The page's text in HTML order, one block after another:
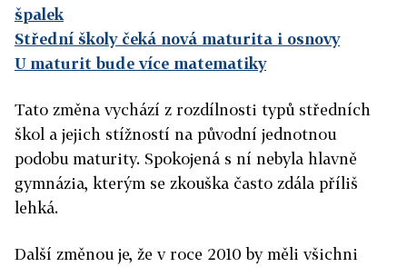
špalek
Střední školy čeká nová maturita i osnovy
U maturit bude více matematiky
Tato změna vychází z rozdílnosti typů středních
škol a jejich stížností na původní jednotnou
podobu maturity. Spokojená s ní nebyla hlavně
gymnázia, kterým se zkouška často zdála příliš
lehká.
Další změnou je, že v roce 2010 by měli všichni